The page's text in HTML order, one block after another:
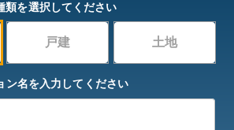
類を選択してください
戸建 土地
ン名を入力してください